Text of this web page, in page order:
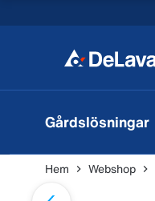
Gårdslösningar
Hem Webshop